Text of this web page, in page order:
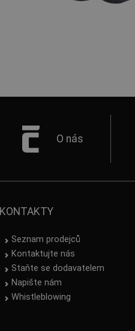
O nás
KONTAKTY
Seznam prodejců
Kontaktujte nás
Staňte se dodavatelem
Napište nám
Whistleblowing